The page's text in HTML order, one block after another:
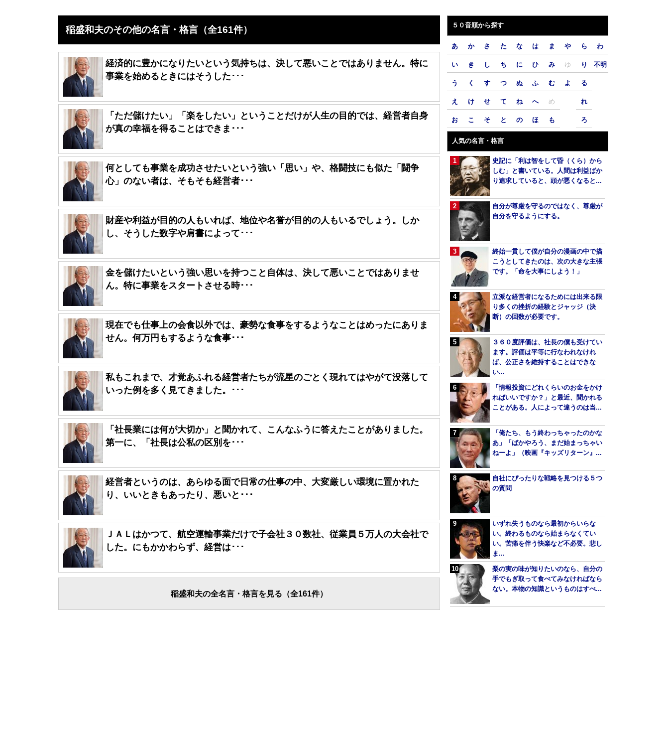
稲盛和夫のその他の名言・格言（全161件）
経済的に豊かになりたいという気持ちは、決して悪いことではありません。特に
事業を始めるときにはそうした･･･
「ただ儲けたい」「楽をしたい」ということだけが人生の目的では、経営者自身
が真の幸福を得ることはできま･･･
何としても事業を成功させたいという強い「思い」や、格闘技にも似た「闘争
心」のない者は、そもそも経営者･･･
財産や利益が目的の人もいれば、地位や名誉が目的の人もいるでしょう。しか
し、そうした数字や肩書によって･･･
金を儲けたいという強い思いを持つこと自体は、決して悪いことではありませ
ん。特に事業をスタートさせる時･･･
現在でも仕事上の会食以外では、豪勢な食事をするようなことはめったにありま
せん。何万円もするような食事･･･
私もこれまで、才覚あふれる経営者たちが流星のごとく現れてはやがて没落して
いった例を多く見てきました。･･･
「社長業には何が大切か」と聞かれて、こんなふうに答えたことがありました。
第一に、「社長は公私の区別を･･･
経営者というのは、あらゆる面で日常の仕事の中、大変厳しい環境に置かれた
り、いいときもあったり、悪いと･･･
ＪＡＬはかつて、航空運輸事業だけで子会社３０数社、従業員５万人の大会社で
した。にもかかわらず、経営は･･･
稲盛和夫の全名言・格言を見る（全161件）
５０音順から探す
あ
い
う
え
お
か
き
く
け
こ
さ
し
す
せ
そ
た
ち
つ
て
と
な
に
ぬ
ね
の
は
ひ
ふ
へ
ほ
ま
み
む
め
も
や
ゆ
よ
ら
り
る
れ
ろ
わ
不明
人気の名言・格言
史記に「利は智をして昏（くら）から
しむ」と書いている。人間は利益ばか
り追求していると、頭が悪くなると...
自分が尊厳を守るのではなく、尊厳が
自分を守るようにする。
終始一貫して僕が自分の漫画の中で描
こうとしてきたのは、次の大きな主張
です。「命を大事にしよう！」
立派な経営者になるためには出来る限
り多くの挫折の経験とジャッジ（決
断）の回数が必要です。
３６０度評価は、社長の僕も受けてい
ます。評価は平等に行なわれなけれ
ば、公正さを維持することはできな
い...
「情報投資にどれくらいのお金をかけ
ればいいですか？」と最近、聞かれる
ことがある。人によって違うのは当...
「俺たち、もう終わっちゃったのかな
あ」「ばかやろう、まだ始まっちゃい
ねーよ」（映画『キッズリターン』...
自社にぴったりな戦略を見つける５つ
の質問
いずれ失うものなら最初からいらな
い。終わるものなら始まらなくてい
い。苦痛を伴う快楽など不必要。悲し
ま...
梨の実の味が知りたいのなら、自分の
手でもぎ取って食べてみなければなら
ない。本物の知識というものはすべ...